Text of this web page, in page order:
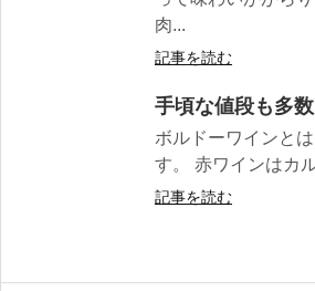
肉...
記事を読む
手頃な値段も多
ボルドーワインと
す。 赤ワインはカ
記事を読む